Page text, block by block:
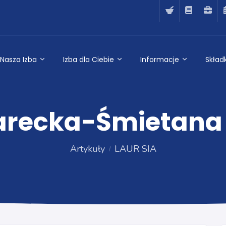
Nasza Izba Izba dla Ciebie Informacje
Artykuły LAUR SIA